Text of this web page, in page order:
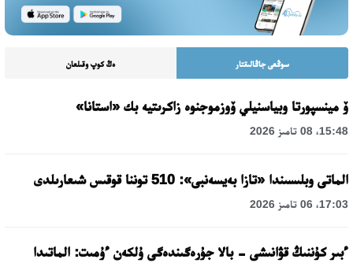
سوڭعى جاڭالىقتار ەڭ كوپ وقىلعان
ۆ مينسپورتا وبياسنيلي ۆوزموجنوە زاكرىتيە بك «استانا»
15:48، 08 تامىز 2026
الماتى وبلىسىندا «تازا بەيسەنبى»: 510 توننا قوقىس شىعارىلدى
17:03، 06 تامىز 2026
ءبىر كۇننىڭ قۋانىشى - بالا جۇرەگىندەگى ۇلكەن ءۇمىت: الماتىدا